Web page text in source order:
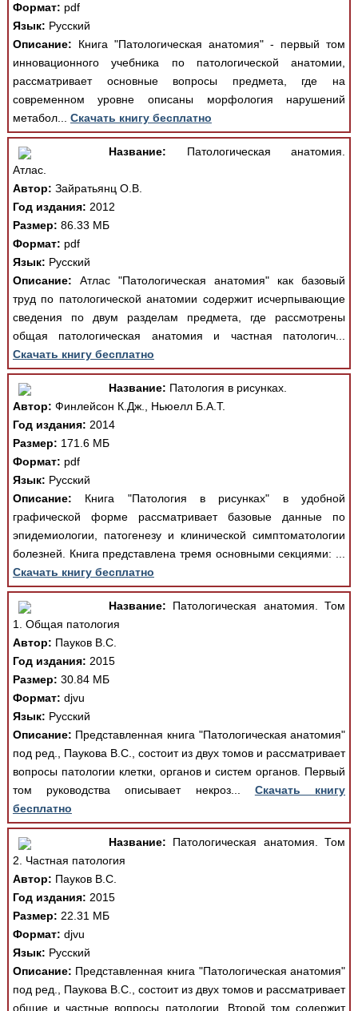
Формат: pdf
Язык: Русский
Описание: Книга "Патологическая анатомия" - первый том
инновационного учебника по патологической анатомии,
рассматривает основные вопросы предмета, где на
современном уровне описаны морфология нарушений
метабол... Скачать книгу бесплатно
Название: Патологическая анатомия.
Атлас.
Автор: Зайратьянц О.В.
Год издания: 2012
Размер: 86.33 МБ
Формат: pdf
Язык: Русский
Описание: Атлас "Патологическая анатомия" как базовый
труд по патологической анатомии содержит исчерпывающие
сведения по двум разделам предмета, где рассмотрены
общая патологическая анатомия и частная патологич...
Скачать книгу бесплатно
Название: Патология в рисунках.
Автор: Финлейсон К.Дж., Ньюелл Б.А.Т.
Год издания: 2014
Размер: 171.6 МБ
Формат: pdf
Язык: Русский
Описание: Книга "Патология в рисунках" в удобной
графической форме рассматривает базовые данные по
эпидемиологии, патогенезу и клинической симптоматологии
болезней. Книга представлена тремя основными секциями: ...
Скачать книгу бесплатно
Название: Патологическая анатомия. Том
1. Общая патология
Автор: Пауков В.С.
Год издания: 2015
Размер: 30.84 МБ
Формат: djvu
Язык: Русский
Описание: Представленная книга "Патологическая анатомия"
под ред., Паукова В.С., состоит из двух томов и рассматривает
вопросы патологии клетки, органов и систем органов. Первый
том руководства описывает некроз... Скачать книгу
бесплатно
Название: Патологическая анатомия. Том
2. Частная патология
Автор: Пауков В.С.
Год издания: 2015
Размер: 22.31 МБ
Формат: djvu
Язык: Русский
Описание: Представленная книга "Патологическая анатомия"
под ред., Паукова В.С., состоит из двух томов и рассматривает
общие и частные вопросы патологии. Второй том содержит